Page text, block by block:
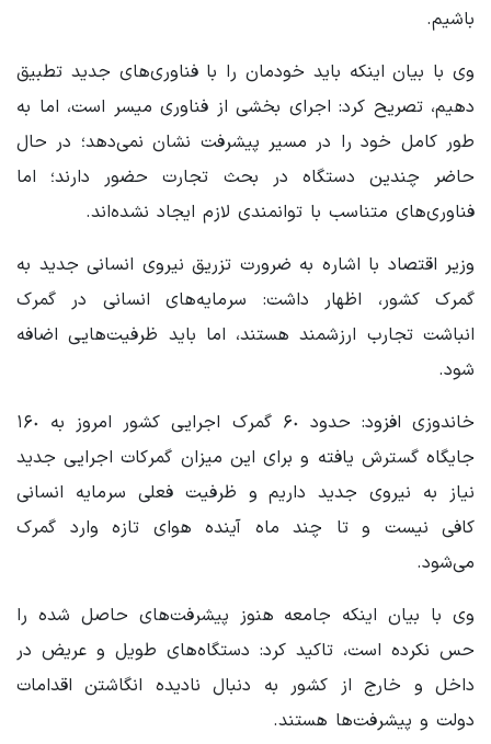
باشیم.
وی با بیان اینکه باید خودمان را با فناوری‌های جدید تطبیق
دهیم، تصریح کرد: اجرای بخشی از فناوری میسر است، اما به
طور کامل خود را در مسیر پیشرفت نشان نمی‌دهد؛ در حال
حاضر چندین دستگاه در بحث تجارت حضور دارند؛ اما
فناوری‌های متناسب با توانمندی لازم ایجاد نشده‌اند.
وزیر اقتصاد با اشاره به ضرورت تزریق نیروی انسانی جدید به
گمرک کشور، اظهار داشت: سرمایه‌های انسانی در گمرک
انباشت تجارب ارزشمند هستند، اما باید ظرفیت‌هایی اضافه
شود.
خاندوزی افزود: حدود ۶٠ گمرک اجرایی کشور امروز به ١۶٠
جایگاه گسترش یافته و برای این میزان گمرکات اجرایی جدید
نیاز به نیروی جدید داریم و ظرفیت فعلی سرمایه انسانی
کافی نیست و تا چند ماه آینده هوای تازه وارد گمرک
می‌شود.
وی با بیان اینکه جامعه هنوز پیشرفت‌های حاصل شده را
حس نکرده است، تاکید کرد: دستگاه‌های طویل و عریض در
داخل و خارج از کشور به دنبال نادیده انگاشتن اقدامات
دولت و پیشرفت‌ها هستند.